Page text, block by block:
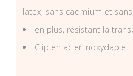
latex, sans cadmium et
en plus, résistant la
Clip en acier inoxydable